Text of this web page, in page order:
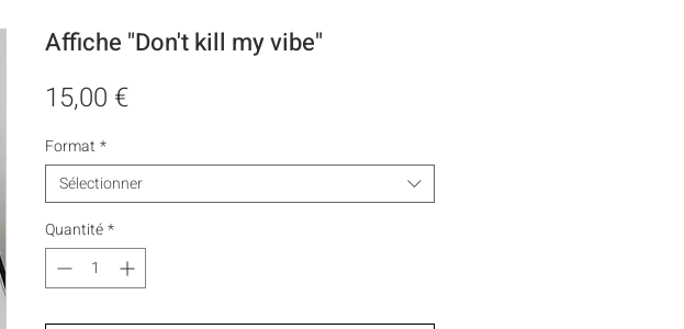
Affiche "Don't kill my vibe"
15,00 €Prix
Format *
Sélectionner
Quantité*